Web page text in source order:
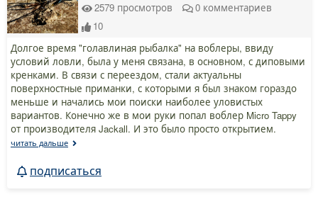
2579 просмотров 0 комментариев
10
Долгое время "голавлиная рыбалка" на воблеры, ввиду
условий ловли, была у меня связана, в основном, с диповыми
кренками. В связи с переездом, стали актуальны
поверхностные приманки, с которыми я был знаком гораздо
меньше и начались мои поиски наиболее уловистых
вариантов. Конечно же в мои руки попал воблер Micro Tappy
от производителя Jackall. И это было просто открытием.
читать дальше
подписаться